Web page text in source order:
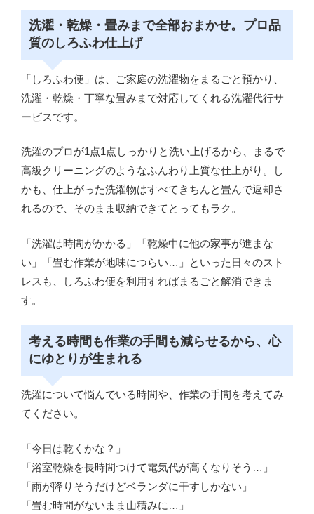
洗濯・乾燥・畳みまで全部おまかせ。プロ品
質のしろふわ仕上げ
「しろふわ便」は、ご家庭の洗濯物をまるごと預かり、
洗濯・乾燥・丁寧な畳みまで対応してくれる洗濯代行サ
ービスです。
洗濯のプロが1点1点しっかりと洗い上げるから、まるで
高級クリーニングのようなふんわり上質な仕上がり。し
かも、仕上がった洗濯物はすべてきちんと畳んで返却さ
れるので、そのまま収納できてとってもラク。
「洗濯は時間がかかる」「乾燥中に他の家事が進まな
い」「畳む作業が地味につらい…」といった日々のスト
レスも、しろふわ便を利用すればまるごと解消できま
す。
考える時間も作業の手間も減らせるから、心
にゆとりが生まれる
洗濯について悩んでいる時間や、作業の手間を考えてみ
てください。
「今日は乾くかな？」
「浴室乾燥を長時間つけて電気代が高くなりそう…」
「雨が降りそうだけどベランダに干すしかない」
「畳む時間がないまま山積みに…」